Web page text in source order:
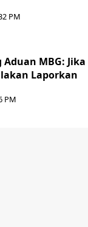
PM
MBG: Jika
Laporkan
PM